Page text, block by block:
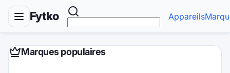
Fytko Appareils
Marques populaires